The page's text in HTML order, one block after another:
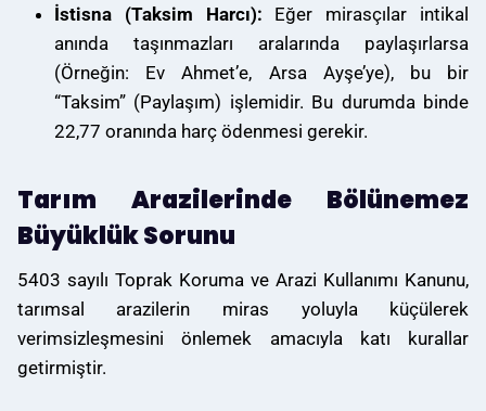
İstisna (Taksim Harcı): Eğer mirasçılar intikal
anında taşınmazları aralarında paylaşırlarsa
(Örneğin: Ev Ahmet’e, Arsa Ayşe’ye), bu bir
“Taksim” (Paylaşım) işlemidir. Bu durumda binde
22,77 oranında harç ödenmesi gerekir.
Tarım Arazilerinde Bölünemez
Büyüklük Sorunu
5403 sayılı Toprak Koruma ve Arazi Kullanımı Kanunu,
tarımsal arazilerin miras yoluyla küçülerek
verimsizleşmesini önlemek amacıyla katı kurallar
getirmiştir.